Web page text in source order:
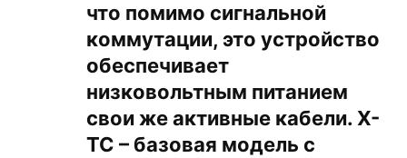
что помимо сигнальной
коммутации, это устройство
обеспечивает
низковольтным питанием
свои же активные кабели. X-
TC – базовая модель с